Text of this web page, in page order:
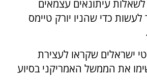
עיתונאים עצמאים
כדי שהניו יורק טיימס
ישראלים שקראו לעצירת
את הממשל האמריקני בסיוע